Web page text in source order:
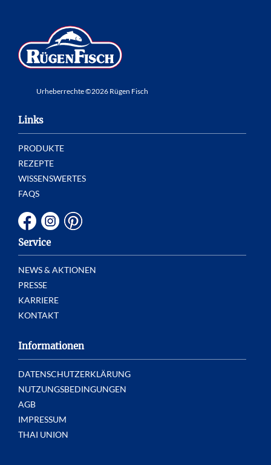
Urheberrechte ©2026 Rügen Fisch
Links
PRODUKTE
REZEPTE
WISSENSWERTES
FAQS
Service
NEWS & AKTIONEN
PRESSE
KARRIERE
KONTAKT
Informationen
DATENSCHUTZERKLÄRUNG
NUTZUNGSBEDINGUNGEN
AGB
IMPRESSUM
THAI UNION